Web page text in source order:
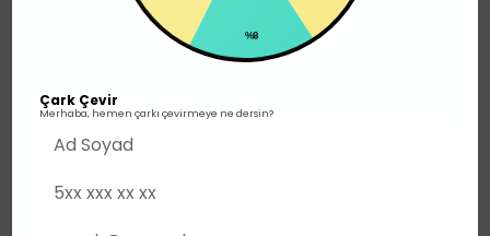
Çark Çevir
Merhaba, hemen çarkı çevirmeye ne dersin?